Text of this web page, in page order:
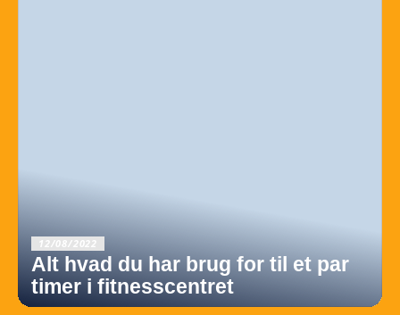
12/08/2022
Alt hvad du har brug for til et par
timer i fitnesscentret